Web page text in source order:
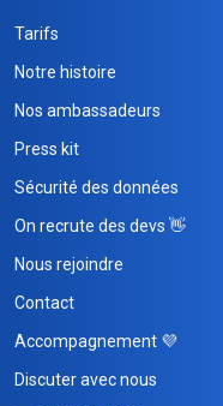
Tarifs
Notre histoire
Nos ambassadeurs
Press kit
Sécurité des données
On recrute des devs 👋
Nous rejoindre
Contact
Accompagnement 💜
Discuter avec nous